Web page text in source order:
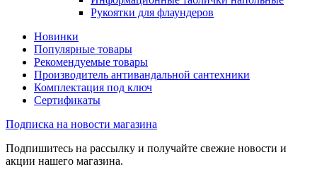
Рукоятки для флаундеров
Новинки
Популярные товары
Рекомендуемые товары
Производитель антивандальной сантехники
Комплектация под ключ
Сертификаты
Подписка на новости магазина
Подпишитесь на рассылку и получайте свежие новости и
акции нашего магазина.